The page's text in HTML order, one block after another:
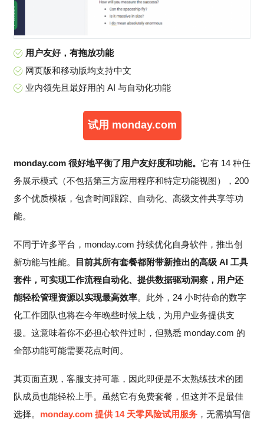
用户友好，有拖放功能
网页版和移动版均支持中文
业内领先且最好用的 AI 与自动化功能
试用 monday.com
monday.com 很好地平衡了用户友好度和功能。 它有 14 种任
务展示模式（不包括第三方应用程序和特定功能视图），200
多个优质模板，包含时间跟踪、自动化、高级文件共享等功
能。
不同于许多平台，monday.com 持续优化自身软件，推出创
新功能与性能。
目前其所有套餐都附带新推出的高级 AI 工具
套件，可实现工作流程自动化、提供数据驱动洞察，用户还
能轻松管理资源以实现最高效率。此外，24 小时待命的数字
化工作团队也将在今年晚些时候上线，为用户业务提供支
援。这意味着你不必担心软件过时，但熟悉 monday.com 的
全部功能可能需要花点时间。
其页面直观，客服支持可靠，因此即便是不太熟练技术的团
队成员也能轻松上手。虽然它有免费套餐，但这并不是最佳
选择。 monday.com 提供 14 天零风险试用服务 ，无需填写信